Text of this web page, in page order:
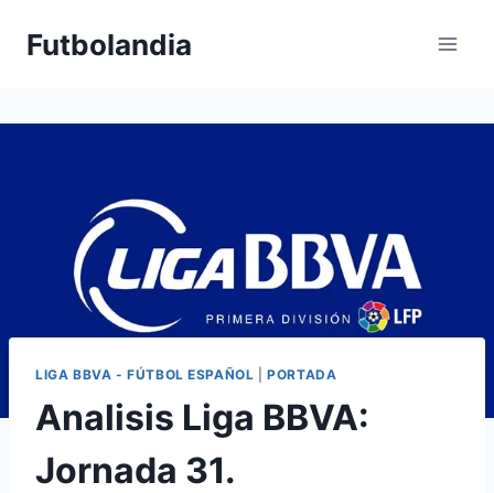
Futbolandia
LIGA BBVA - FÚTBOL ESPAÑOL |PORTADA
Analisis Liga BBVA:
Jornada 31.